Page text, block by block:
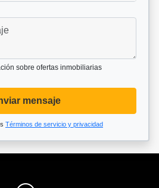
sobre ofertas inmobiliarias
mensaje
Términos de servicio y privacidad